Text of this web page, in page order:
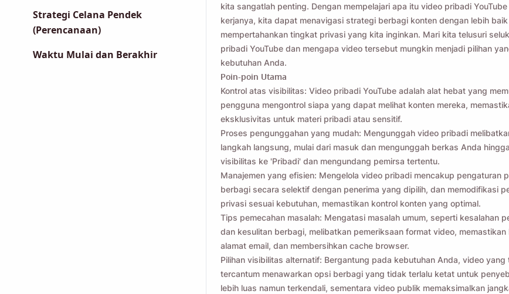
Strategi Celana Pendek
(Perencanaan)
Waktu Mulai dan Berakhir
kita sangatlah penting. Dengan mempelajari apa itu video pribadi
kerjanya, kita dapat menavigasi strategi berbagi konten dengan lebih
mempertahankan tingkat privasi yang kita inginkan. Mari kita telusuri
pribadi YouTube dan mengapa video tersebut mungkin menjadi pilihan
kebutuhan Anda.
Poin-poin Utama
Kontrol atas visibilitas: Video pribadi YouTube adalah alat hebat yang
pengguna mengontrol siapa yang dapat melihat konten mereka,
eksklusivitas untuk materi pribadi atau sensitif.
Proses pengunggahan yang mudah: Mengunggah video pribadi
langkah langsung, mulai dari masuk dan mengunggah berkas Anda
visibilitas ke 'Pribadi' dan mengundang pemirsa tertentu.
Manajemen yang efisien: Mengelola video pribadi mencakup pengaturan
berbagi secara selektif dengan penerima yang dipilih, dan memodifikasi
privasi sesuai kebutuhan, memastikan kontrol konten yang optimal.
Tips pemecahan masalah: Mengatasi masalah umum, seperti kesalahan
dan kesulitan berbagi, melibatkan pemeriksaan format video, memastikan
alamat email, dan membersihkan cache browser.
Pilihan visibilitas alternatif: Bergantung pada kebutuhan Anda, video yang
tercantum menawarkan opsi berbagi yang tidak terlalu ketat untuk
lebih luas namun terkendali, sementara video publik memaksimalkan